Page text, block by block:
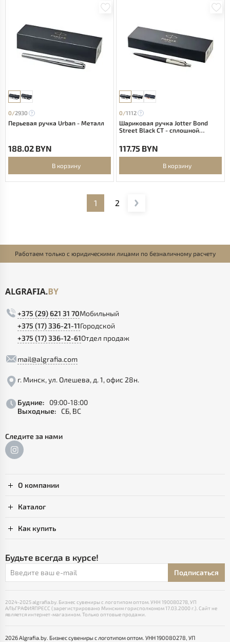
0/2930
Перьевая ручка Urban - Металл
188.02 BYN
В корзину
0/1112
Шариковая ручка Jotter Bond
Street Black CT - сплошной
117.75 BYN
В корзину
1 2
Работаем только с юридическими лицами по безналичному расчету
+375 (29) 621 31 70Мобильный
+375 (17) 336-21-11Городской
+375 (17) 336-12-61Отдел продаж
mail@algrafia.com
г. Минск, ул. Олешева, д. 1, офис 28н.
Будние:
09:00-18:00
Выходные: СБ, ВС
Следите за нами
О компании
Каталог
Как купить
Будьте всегда в курсе!
Подписаться
2024-2025 algrafia.by. Бизнес сувениры с логотипом оптом. УНН 190080278, УП
АЛЬГРАФИЯПРЕСС (зарегистрировано Минским горисполкомом 17.03.2000 г.). Сайт не
является интернет-магазином. Только оптовые продажи.
2026 Algrafia.by. Бизнес сувениры с логотипом оптом. УНН 190080278, УП